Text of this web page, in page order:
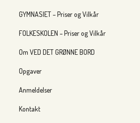
GYMNASIET – Priser og Vilkår
FOLKESKOLEN – Priser og Vilkår
Om VED DET GRØNNE BORD
Opgaver
Anmeldelser
Kontakt